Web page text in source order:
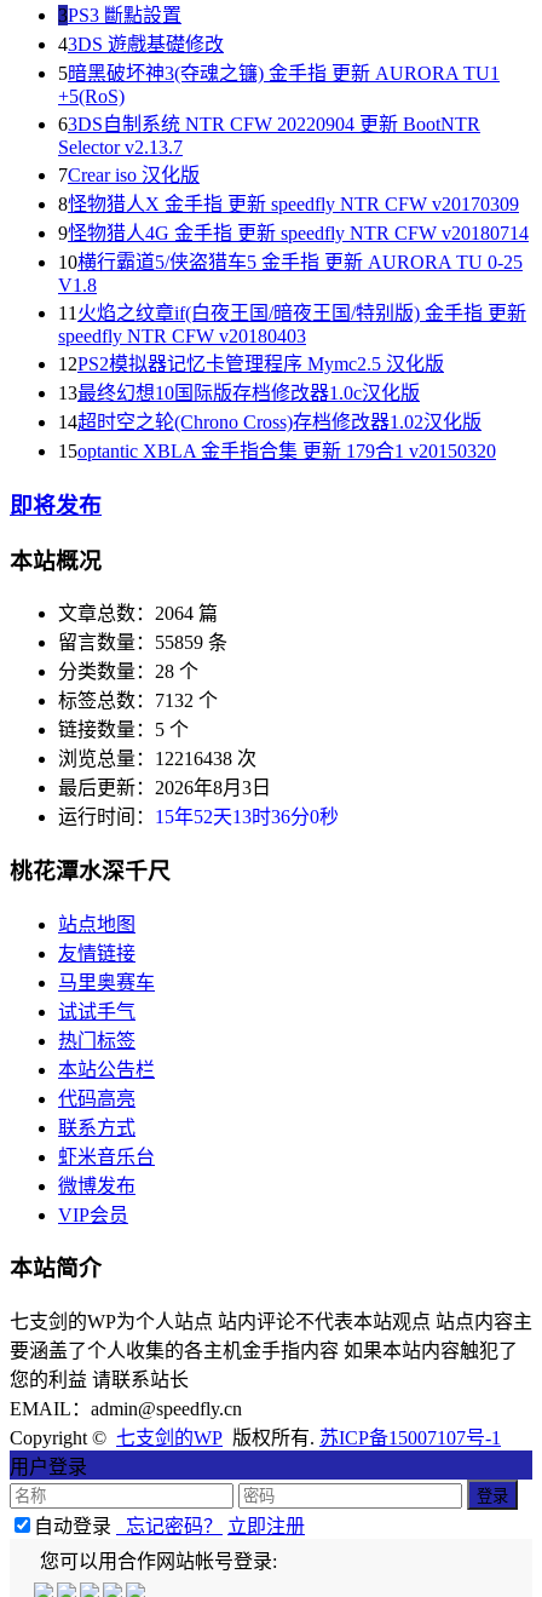
3PS3 斷點設置
43DS 遊戲基礎修改
5暗黑破坏神3(夺魂之镰) 金手指 更新 AURORA TU1
+5(RoS)
63DS自制系统 NTR CFW 20220904 更新 BootNTR
Selector v2.13.7
7Crear iso 汉化版
8怪物猎人X 金手指 更新 speedfly NTR CFW v20170309
9怪物猎人4G 金手指 更新 speedfly NTR CFW v20180714
10横行霸道5/侠盗猎车5 金手指 更新 AURORA TU 0-25
V1.8
11 火焰之纹章if(白夜王国/暗夜王国/特别版) 金手指 更新
speedfly NTR CFW v20180403
12PS2模拟器记忆卡管理程序 Mymc2.5 汉化版
13最终幻想10国际版存档修改器1.0c汉化版
14超时空之轮(Chrono Cross)存档修改器1.02汉化版
15optantic XBLA 金手指合集 更新 179合1 v20150320
即将发布
本站概况
文章总数：2064 篇
留言数量：55859 条
分类数量：28 个
标签总数：7132 个
链接数量：5 个
浏览总量：12216438 次
最后更新：2026年8月3日
运行时间： 15年52天13时36分1秒
桃花潭水深千尺
站点地图
友情链接
马里奥赛车
试试手气
热门标签
本站公告栏
代码高亮
联系方式
虾米音乐台
微博发布
VIP会员
本站简介
七支剑的WP为个人站点 站内评论不代表本站观点 站点内容主
要涵盖了个人收集的各主机金手指内容 如果本站内容触犯了
您的利益 请联系站长
EMAIL：admin@speedfly.cn
Copyright © 七支剑的WP 版权所有. 苏ICP备15007107号-1
用户登录
自动登录 忘记密码？
立即注册
您可以用合作网站帐号登录: